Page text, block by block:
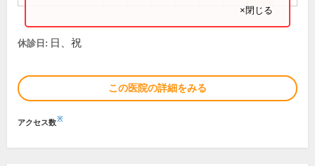
×閉じる
休診日: 日、祝
この医院の詳細をみる
アクセス数※